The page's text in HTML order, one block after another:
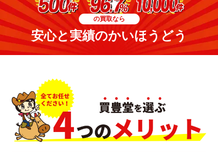
の買取なら
安心と実績のかいほうどう